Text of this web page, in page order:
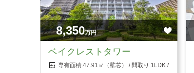
8,350万円
ベイクレストタワー
47.91㎡（壁芯）
1LDK